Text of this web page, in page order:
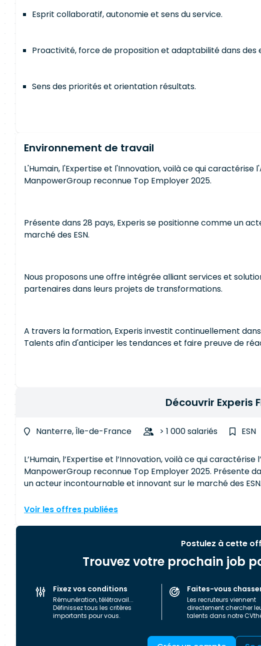
Esprit collaboratif, autonomie et sens du service.
Proactivité, force de proposition et adaptabilité dans des
Sens des priorités et orientation résultats.
Environnement de travail
L'Humain, l'Expertise et l'Innovation, voilà ce qui caractérise
ManpowerGroup reconnue Top Employer 2025.
Présente dans 28 pays, Experis se positionne comme un
marché des ESN.
Nous proposons une offre intégrée alliant services et
partenaires dans leurs projets de transformations.
A travers la formation, Experis investit continuellement
Talents afin d'anticiper les tendances et faire preuve de
Découvrir Experis
Nanterre, Île-de-France > 1 000 salariés ESN
L’Humain, l’Expertise et l’Innovation, voilà ce qui caractérise
ManpowerGroup reconnue Top Employer 2025. Présente
un acteur incontournable et innovant sur le marché des
transformations. A travers la formation, Experis investit continuellement dans l’acquisition de
pour franchir la prochaine étape de votre carrière. Chiffres clefs France : 3 700 Talents 18 agences
nationales 200 clients
Voir les offres publiées
Postulez à cette
Trouvez votre prochain job
Fixez vos conditions
Rémunération, télétravail...
Définissez tous les critères
importants pour vous.
Faites-vous
Les recruteurs viennent
directement chercher
talents dans notre